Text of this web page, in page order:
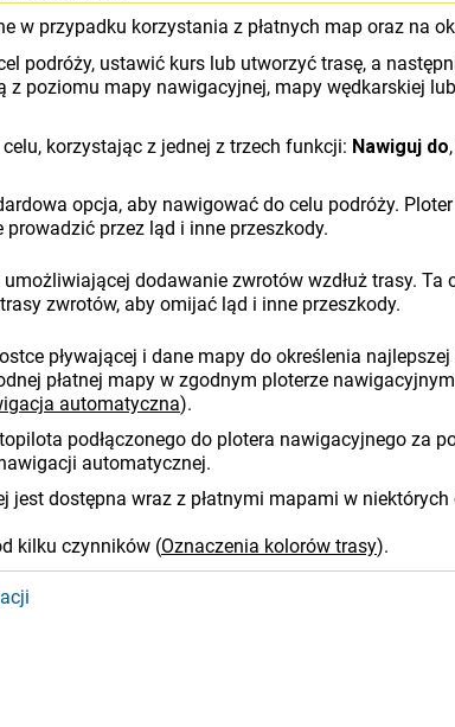
w przypadku korzystania z płatnych map oraz na
podróży, ustawić kurs lub utworzyć trasę, a
poziomu mapy nawigacyjnej, mapy wędkarskiej
korzystając z jednej z trzech funkcji: Nawiguj do,
opcja, aby nawigować do celu podróży.
przez ląd i inne przeszkody.
dodawanie zwrotów wzdłuż trasy.
zwrotów, aby omijać ląd i inne przeszkody.
pływającej i dane mapy do określenia
płatnej mapy w zgodnym ploterze
automatyczna).
podłączonego do plotera nawigacyjnego za
automatycznej.
jest dostępna wraz z płatnymi mapami w niektórych
kilku czynników (Oznaczenia kolorów trasy).